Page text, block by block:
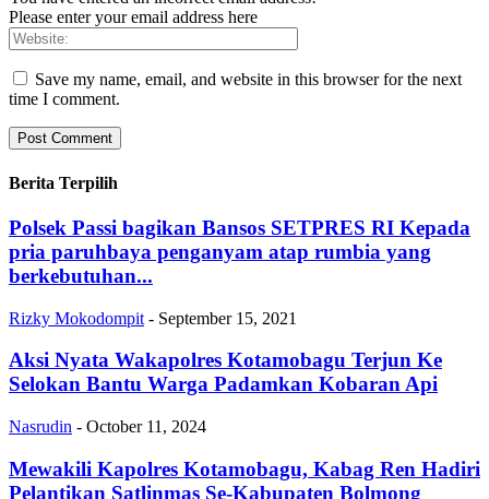
Please enter your email address here
Save my name, email, and website in this browser for the next
time I comment.
Berita Terpilih
Polsek Passi bagikan Bansos SETPRES RI Kepada
pria paruhbaya penganyam atap rumbia yang
berkebutuhan...
Rizky Mokodompit - September 15, 2021
Aksi Nyata Wakapolres Kotamobagu Terjun Ke
Selokan Bantu Warga Padamkan Kobaran Api
Nasrudin - October 11, 2024
Mewakili Kapolres Kotamobagu, Kabag Ren Hadiri
Pelantikan Satlinmas Se-Kabupaten Bolmong